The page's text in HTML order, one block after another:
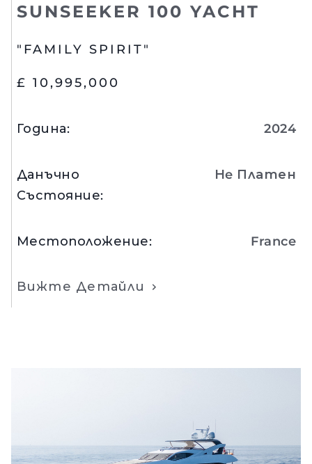
SUNSEEKER 100 YACHT
"FAMILY SPIRIT"
£ 10,995,000
Година: 2024
Данъчно
Състояние:
Нe Платен
Местоположение: France
Вижте Детайли